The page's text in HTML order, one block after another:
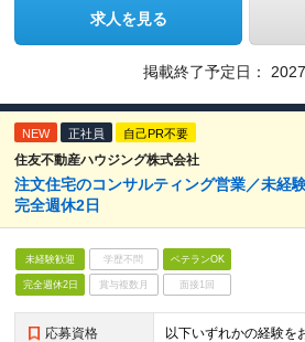
求人を見る
掲載終了予定日：
NEW 正社員 自己PR不要
住友不動産ハウジング株式会社
注文住宅のコンサルティング営業／未経
完全週休2日
未経験歓迎 学歴不問 ベテランOK
完全週休2日 賞与複数月 面接1回
応募資格